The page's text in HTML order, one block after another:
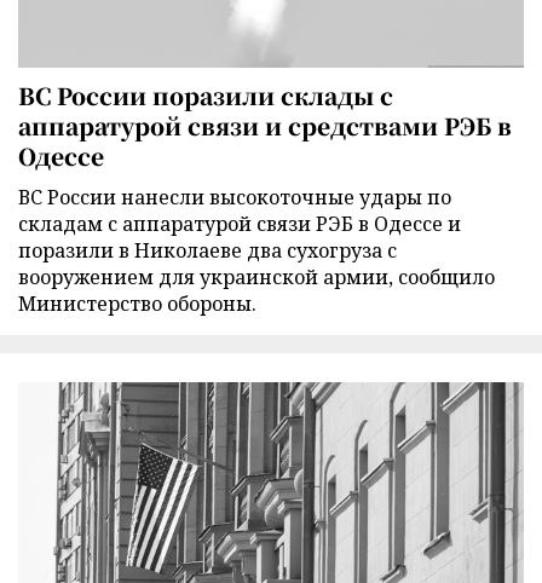
ВС России поразили склады с
аппаратурой связи и средствами РЭБ в
Одессе
ВС России нанесли высокоточные удары по
складам с аппаратурой связи РЭБ в Одессе и
поразили в Николаеве два сухогруза с
вооружением для украинской армии, сообщило
Министерство обороны.